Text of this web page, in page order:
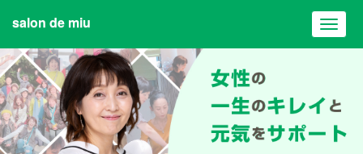
salon de miu